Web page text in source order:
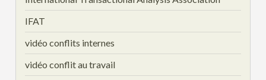
IFAT
vidéo conflits internes
vidéo conflit au travail